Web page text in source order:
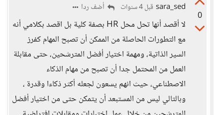
0
sara_sed قبل 4 سنوات أضف ردا
لا أقصد أنها تحل محل HR بصفة كلية بل اقصد بكلامي أنه
مع التطورات الحاصلة من الممكن أن تصبح المهام كفرز
السير الذاتية، ومهمة اختيار أفضل المترشحين، حتى مقابلة
العمل من المحتمل جدا أن تصبح من مهام الذكاء
الاصطناعي، حيث انهم يسعون لجعله أكثر ذكاءا وقدرة ،
وبالتالي ليس من المستبعد أن يتمكن حتى من اختيار أفضل